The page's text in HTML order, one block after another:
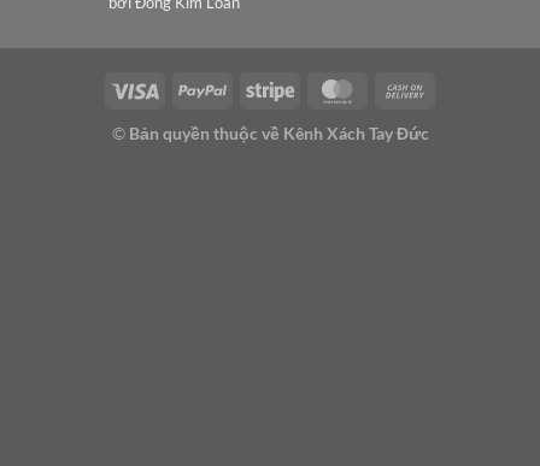
55
Visa PayPal Stripe MasterCard
© Bản quyền thuộc về Kênh Xách Tay Đức